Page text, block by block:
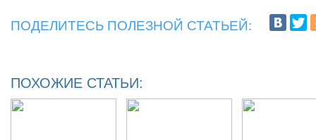
ПОДЕЛИТЕСЬ ПОЛЕЗНОЙ СТАТЬЕЙ:
ПОХОЖИЕ СТАТЬИ: